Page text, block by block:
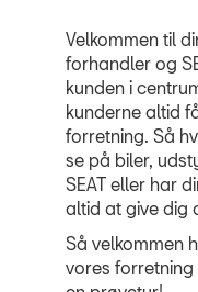
Velkommen til
forhandler og
kunden i
kunderne altid
forretning. Så
se på biler,
SEAT eller har
altid at give dig
Så velkommen
vores